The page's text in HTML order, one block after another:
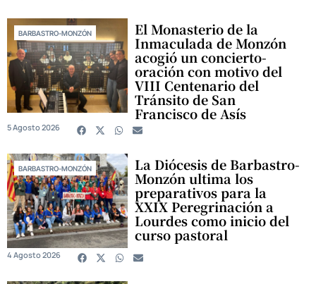
BARBASTRO-MONZÓN El Monasterio de la
Inmaculada de Monzón
acogió un concierto-
oración con motivo del
VIII Centenario del
Tránsito de San
Francisco de Asís
5 Agosto 2026
BARBASTRO-MONZÓN La Diócesis de Barbastro-
Monzón ultima los
preparativos para la
XXIX Peregrinación a
Lourdes como inicio del
curso pastoral
4 Agosto 2026